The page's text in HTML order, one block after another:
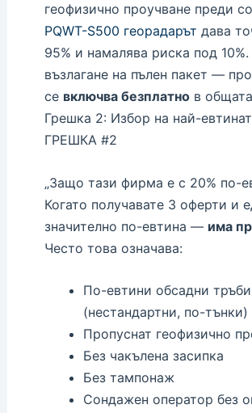
геофизично проучване преди
PQWT-S500 георадарът дава
95% и намалява риска под
възлагане на пълен пакет —
се включва безплатнов
Грешка 2: Избор на най-
ГРЕШКА #2
„Защо тази фирма е с 20% по-
Когато получавате 3 оферти и
значително по-евтина — има
Често това означава:
По-евтини обсадни тръби
(нестандартни, по-тънки)
Пропуснат геофизично
Без чакълена засипка
Без тампонаж
Сондажен оператор без